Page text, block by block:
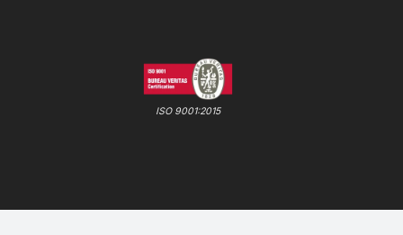
ISO 9001:2015